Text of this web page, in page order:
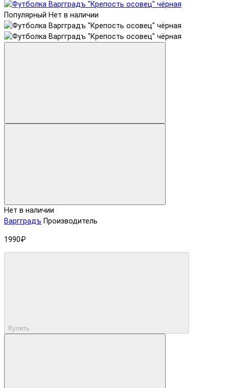
Популярный Нет в наличии
Нет в наличии
Варгградъ Производитель
1990₽
Купить